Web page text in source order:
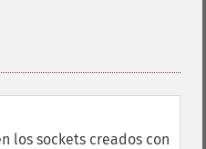
los sockets creados con